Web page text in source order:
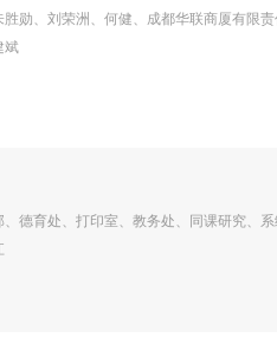
勋、刘荣洲、何健、成都华联商厦有限
斌
德育处、打印室、教务处、同课研究、